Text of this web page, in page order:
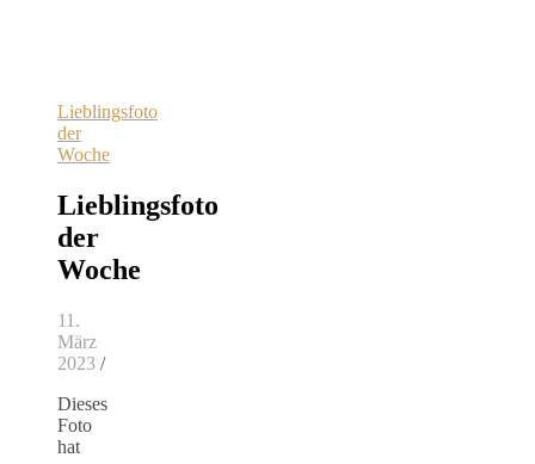
Lieblingsfoto
der
Woche
Lieblingsfoto
der
Woche
11.
März
2023 /
Dieses
Foto
hat